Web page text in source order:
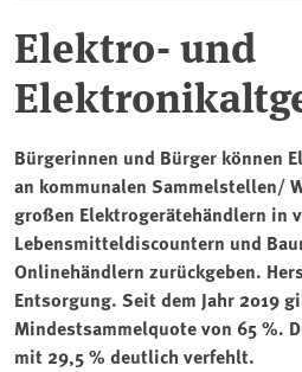
Elektro- und
Bürgerinnen und Bürger können
an kommunalen Sammelstellen/
großen Elektrogerätehändlern in
Lebensmitteldiscountern und
Onlinehändlern zurückgeben.
Entsorgung. Seit dem Jahr 2019
Mindestsammelquote von 65 %.
mit 29,5 % deutlich verfehlt.